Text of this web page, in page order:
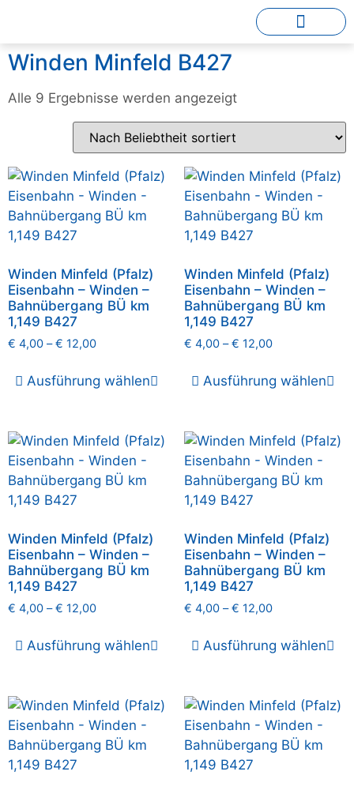
Winden Minfeld B427
Alle 9 Ergebnisse werden angezeigt
Winden Minfeld (Pfalz)
Eisenbahn – Winden –
Bahnübergang BÜ km
1,149 B427
€ 4,00 –€ 12,00
Ausführung wählen
Winden Minfeld (Pfalz)
Eisenbahn – Winden –
Bahnübergang BÜ km
1,149 B427
€ 4,00–€ 12,00
Ausführung wählen
Winden Minfeld (Pfalz)
Eisenbahn – Winden –
Bahnübergang BÜ km
1,149 B427
€ 4,00 –€ 12,00
Ausführung wählen
Winden Minfeld (Pfalz)
Eisenbahn – Winden –
Bahnübergang BÜ km
1,149 B427
€ 4,00–€ 12,00
Ausführung wählen